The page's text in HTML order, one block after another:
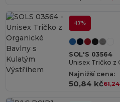
-17%
SOL'S 03564
Najnižší cena:
50,84 kč